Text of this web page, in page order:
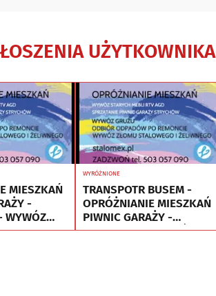
UŻYTKOWNIKA
MIESZKAŃ
-
WYWÓZ
WYRÓŻNIONE
TRANSPOTR BUSEM -
OPRÓŻNIANIE MIESZKAŃ
PIWNIC GARAŻY -
UTYLIZACJA - WYWÓZ